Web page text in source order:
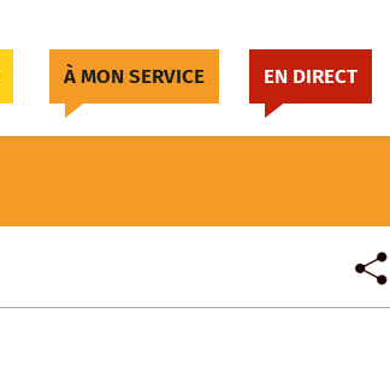
À MON SERVICE EN DIRECT